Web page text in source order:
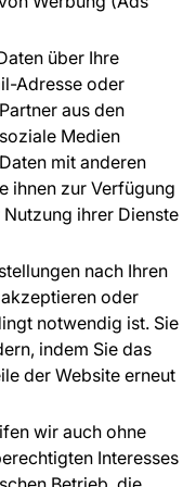
über Ihre
Adresse oder
aus den
Medien
mit anderen
ihnen zur Verfügung
ihrer Dienste
nach Ihren
oder
notwendig ist. Sie
indem Sie das
der Website erneut
wir auch ohne
Interesses
weiter